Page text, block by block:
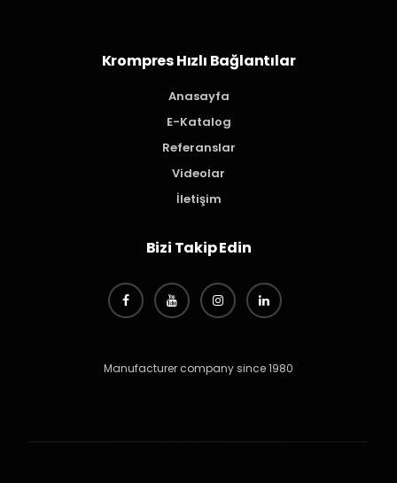
Krompres Hızlı Bağlantılar
Anasayfa
E-Katalog
Referanslar
Videolar
İletişim
Bizi Takip Edin
Manufacturer company since 1980